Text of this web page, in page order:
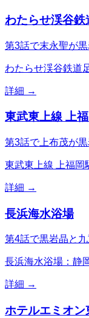
わたらせ渓谷鉄
第3話で末永聖が
わたらせ渓谷鉄道
詳細 →
東武東上線 上
第3話で上布茂が
東武東上線 上福岡
詳細 →
長浜海水浴場
第4話で黒岩晶と
長浜海水浴場：静
詳細 →
ホテルエミオン